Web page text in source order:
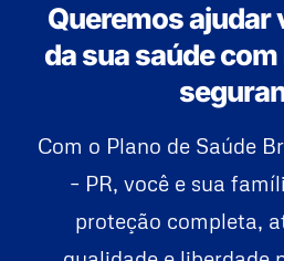
Queremos ajudar
da sua saúde
Com o Plano de Saúde
– PR, você e sua
proteção completa,